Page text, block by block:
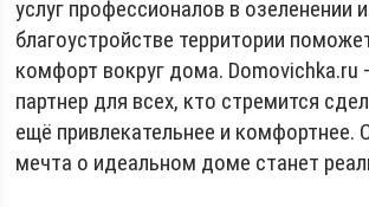
услуг профессионалов в озеленении и
благоустройстве территории
комфорт вокруг дома.
партнер для всех, кто стремится
ещё привлекательнее и комфортнее.
мечта о идеальном доме станет